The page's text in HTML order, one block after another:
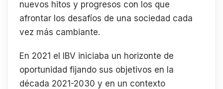
nuevos hitos y progresos con los que
afrontar los desafíos de una sociedad cada
vez más cambiante.
En 2021 el IBV iniciaba un horizonte de
oportunidad fijando sus objetivos en la
década 2021-2030 y en un contexto